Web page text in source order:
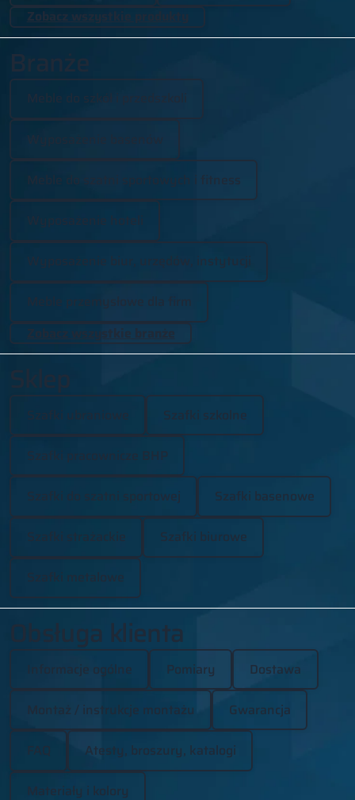
Zobacz wszystkie produkty
Branże
Meble do szkół i przedszkoli
Wyposażenie basenów
Meble do szatni sportowych i fitness
Zobacz wszystkie branże
Szafki szkolne
Szafki do szatni sportowej Szafki basenowe
Szafki strażackie Szafki biurowe
Szafki metalowe
Obsługa klienta
Informacje ogólne Pomiary Dostawa
Montaż / instrukcje montażu Gwarancja
FAQ Atesty, broszury, katalogi
Materiały i kolory